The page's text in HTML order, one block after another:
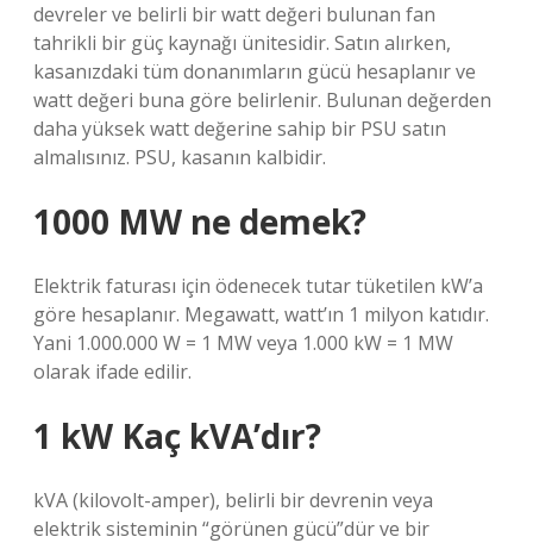
devreler ve belirli bir watt değeri bulunan fan
tahrikli bir güç kaynağı ünitesidir. Satın alırken,
kasanızdaki tüm donanımların gücü hesaplanır ve
watt değeri buna göre belirlenir. Bulunan değerden
daha yüksek watt değerine sahip bir PSU satın
almalısınız. PSU, kasanın kalbidir.
1000 MW ne demek?
Elektrik faturası için ödenecek tutar tüketilen kW’a
göre hesaplanır. Megawatt, watt’ın 1 milyon katıdır.
Yani 1.000.000 W = 1 MW veya 1.000 kW = 1 MW
olarak ifade edilir.
1 kW Kaç kVA’dır?
kVA (kilovolt-amper), belirli bir devrenin veya
elektrik sisteminin “görünen gücü”dür ve bir